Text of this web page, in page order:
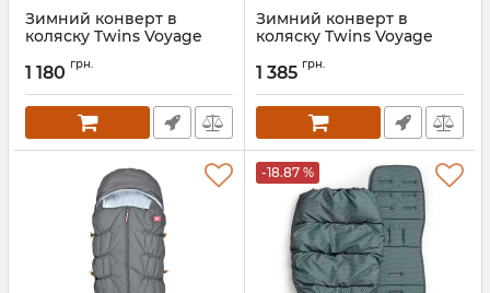
Зимний конверт в
коляску Twins Voyage
1 180 грн.
Зимний конверт в
коляску Twins Voyage
Артикул:
1 385 грн.
-18.87 %